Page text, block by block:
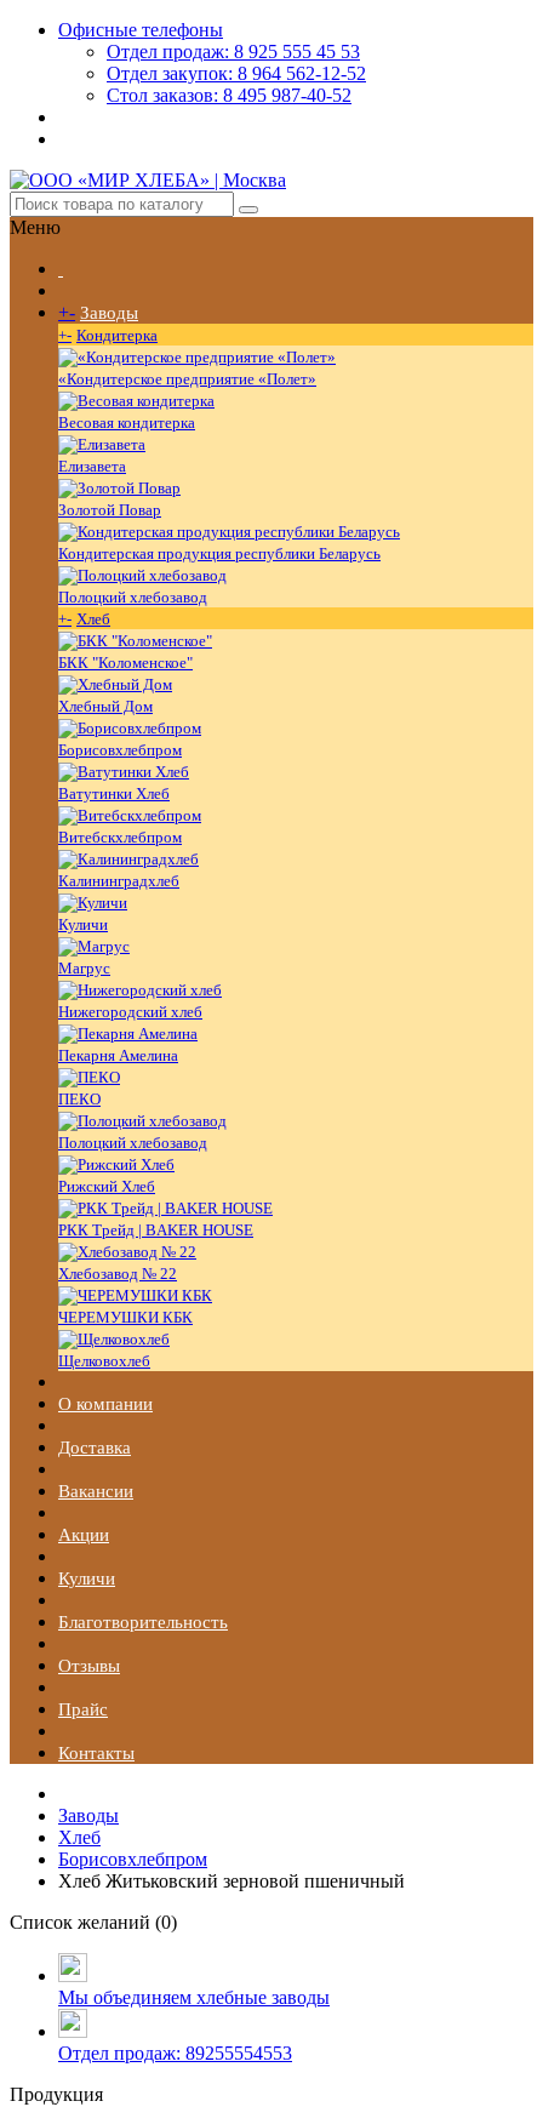
Офисные телефоны
Отдел продаж: 8 925 555 45 53
Отдел закупок: 8 964 562-12-52
Стол заказов: 8 495 987-40-52
Меню
+- Заводы
+- Кондитерка
«Кондитерское предприятие «Полет»
Весовая кондитерка
Елизавета
Золотой Повар
Кондитерская продукция республики Беларусь
Полоцкий хлебозавод
+- Хлеб
БКК "Коломенское"
Хлебный Дом
Борисовхлебпром
Ватутинки Хлеб
Витебскхлебпром
Калининградхлеб
Куличи
Магрус
Нижегородский хлеб
Пекарня Амелина
ПЕКО
Полоцкий хлебозавод
Рижский Хлеб
РКК Трейд | BAKER HOUSE
Хлебозавод № 22
ЧЕРЕМУШКИ КБК
Щелковохлеб
О компании
Доставка
Вакансии
Акции
Куличи
Благотворительность
Отзывы
Прайс
Контакты
Заводы
Хлеб
Борисовхлебпром
Хлеб Житьковский зерновой пшеничный
Список желаний (0)
Мы объединяем хлебные заводы
Отдел продаж: 89255554553
Продукция